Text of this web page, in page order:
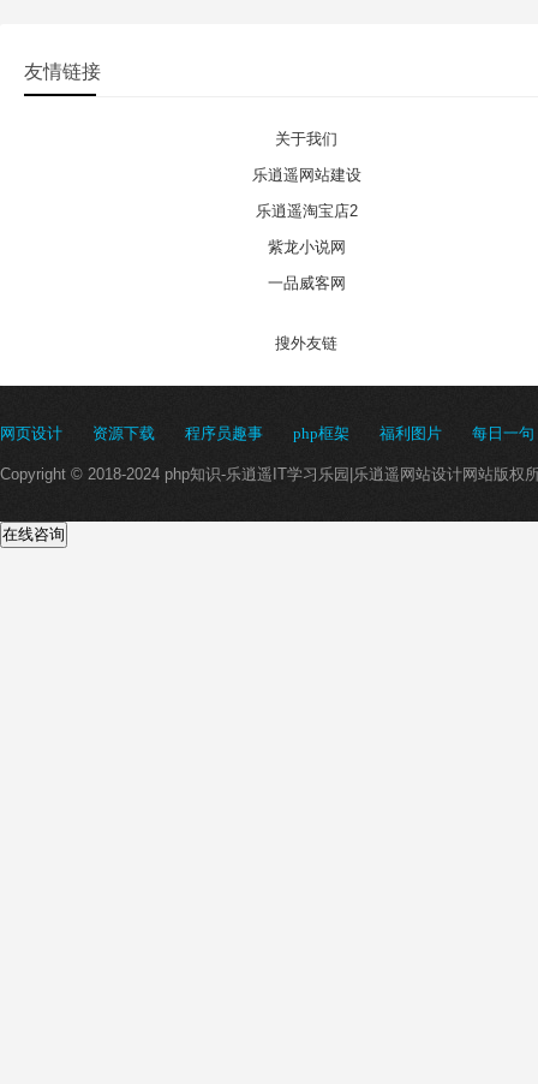
友情链接
关于我们
乐逍遥网站建设
乐逍遥淘宝店2
紫龙小说网
一品威客网
搜外友链
网页设计 资源下载 程序员趣事 php框架 福利图片 每日一句
Copyright © 2018-2024 php知识-乐逍遥IT学习乐园|乐逍遥网站设计网站版权